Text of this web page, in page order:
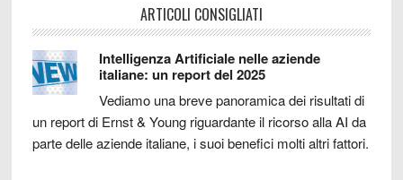
ARTICOLI CONSIGLIATI
Intelligenza Artificiale nelle aziende
italiane: un report del 2025
Vediamo una breve panoramica dei risultati di
un report di Ernst & Young riguardante il ricorso alla AI da
parte delle aziende italiane, i suoi benefici molti altri fattori.